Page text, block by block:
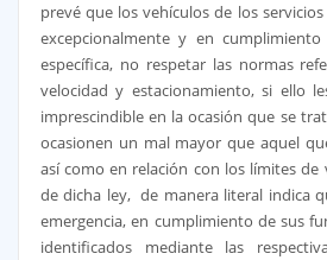
prevé que los vehículos de los
excepcionalmente y en
específica, no respetar las normas
velocidad y estacionamiento, si ello
imprescindible en la ocasión que se
ocasionen un mal mayor que aquel
así como en relación con los límites de
de dicha ley, de manera literal indica
emergencia, en cumplimiento de sus
identificados mediante las